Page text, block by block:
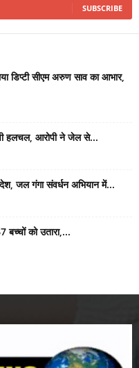
SUBSCRIBE
डिप्टी सीएम अरुण साव का आभार,
हलचल, आरोपी ने जेल से...
जल गंगा संवर्धन अभियान में...
को उतारा,...